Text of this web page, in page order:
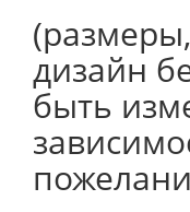
дизайн
быть